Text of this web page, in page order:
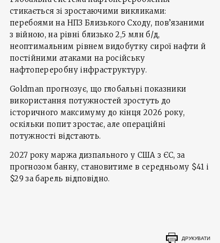
стикається зі зростаючими викликами:
перебоями на НПЗ Близького Сходу, пов’язаними
з війною, на рівні близько 2,5 млн б/д,
неоптимальним рівнем видобутку сирої нафти й
постійними атаками на російську
нафтопереробну інфраструктуру.
Goldman прогнозує, що глобальні показники
використання потужностей зростуть до
історичного максимуму до кінця 2026 року,
оскільки попит зростає, але операційні
потужності відстають.
2027 року маржа дизпального у США з ЄС, за
прогнозом банку, становитиме в середньому $41 і
$29 за барель відповідно.
ДРУКУВАТИ